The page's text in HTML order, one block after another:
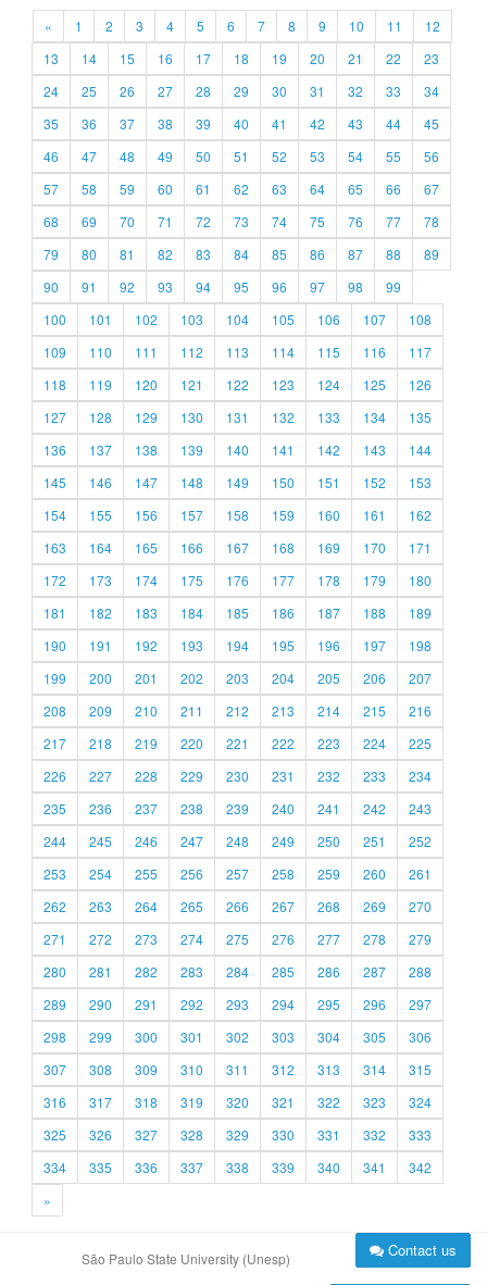
« 1 2 3 4 5 6 7 8 9 10 11
12
13
14 15 16 17 18 19 20 21 22
23
24
25 26 27 28 29 30 31 32 33
34
35
36 37 38 39 40 41 42 43 44
45
46
47 48 49 50 51 52 53 54 55
56
57
58 59 60 61 62 63 64 65 66
67
68
69 70 71 72 73 74 75 76 77
78
79
80 81 82 83 84 85 86 87 88
89
90
91 92 93 94 95 96 97 98
99
100
101 102 103 104 105 106 107
108
109
110 111 112 113 114 115 116
117
118
119 120 121 122 123 124 125
126
127
128 129 130 131 132 133 134
135
136
137 138 139 140 141 142 143
144
145
146 147 148 149 150 151 152
153
154
155 156 157 158 159 160 161
162
163
164 165 166 167 168 169 170
171
172
173 174 175 176 177 178 179
180
181
182 183 184 185 186 187 188
189
190
191 192 193 194 195 196 197
198
199
200 201 202 203 204 205 206
207
208
209 210 211 212 213 214 215
216
217
218 219 220 221 222 223 224
225
226
227 228 229 230 231 232 233
234
235
236 237 238 239 240 241 242
243
244
245 246 247 248 249 250 251
252
253
254 255 256 257 258 259 260
261
262
263 264 265 266 267 268 269
270
271
272 273 274 275 276 277 278
279
280
281 282 283 284 285 286 287
288
289
290 291 292 293 294 295 296
297
298
299 300 301 302 303 304 305
306
307
308 309 310 311 312 313 314
315
316
317 318 319 320 321 322 323
324
325
326 327 328 329 330 331 332
333
334
335 336 337 338 339 340 341
342
»
São Paulo State University (Unesp) Contact us